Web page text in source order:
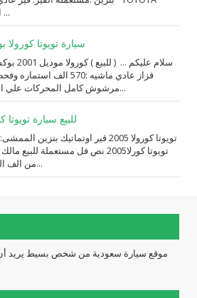
الــــفــــــئه ...
سيارة تويوتا كورولا
سلام عليكم
قزاز عادي ماشيه :570 الف
مرشوش كامل المحركات علي الشرط الداخ...
للبيع سيارة تويوتا
تويوتا كورلا2005 نص فل مستعملة
من الف الى الياء قير ا...
موقع سيارة سعودية من شخص بسيط يريد أن